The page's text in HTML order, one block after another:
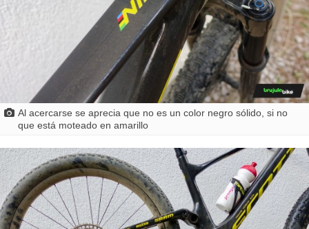
Al acercarse se aprecia que no es un color negro sólido, si no
que está moteado en amarillo